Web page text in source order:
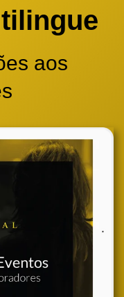
aos